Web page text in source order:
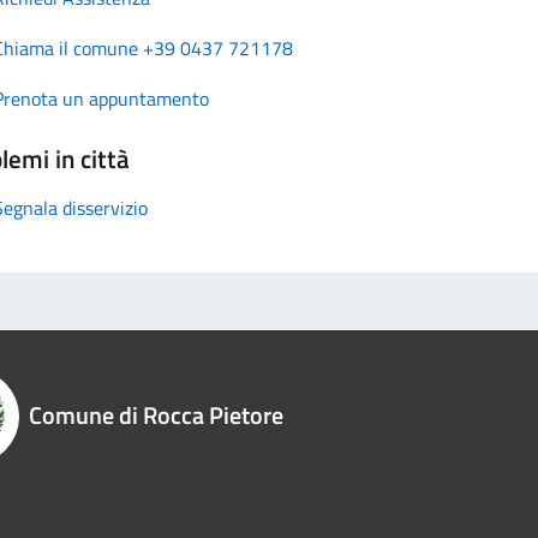
il comune +39 0437 721178
un appuntamento
in città
disservizio
Comune di Rocca Pietore